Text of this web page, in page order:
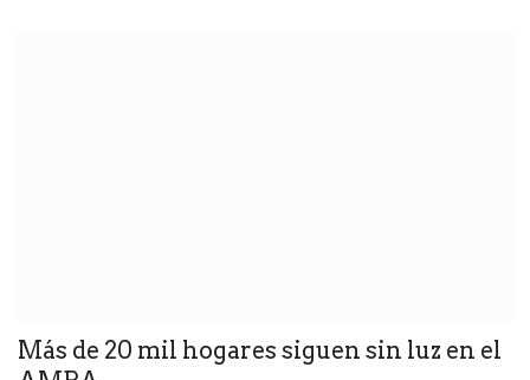
Más de 20 mil hogares siguen sin luz en el